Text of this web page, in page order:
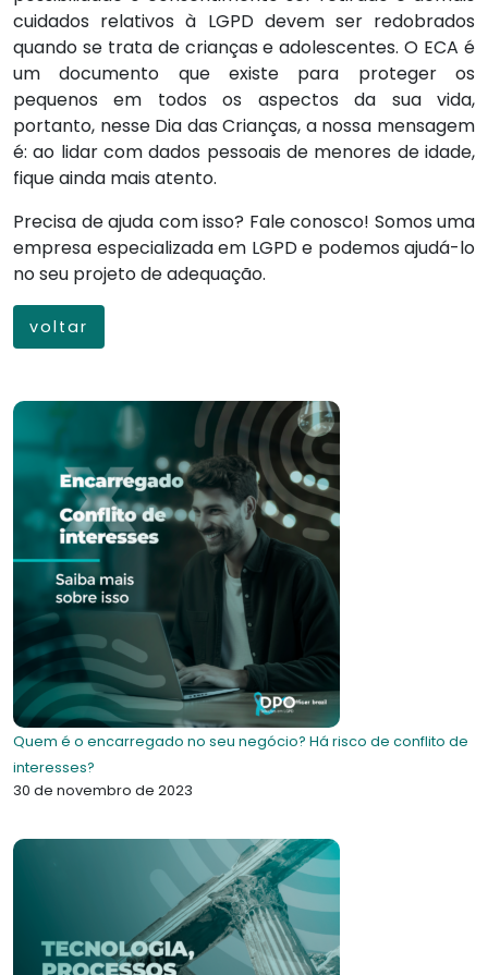
cuidados relativos à LGPD devem ser redobrados
quando se trata de crianças e adolescentes. O ECA é
um documento que existe para proteger os
pequenos em todos os aspectos da sua vida,
portanto, nesse Dia das Crianças, a nossa mensagem
é: ao lidar com dados pessoais de menores de idade,
fique ainda mais atento.
Precisa de ajuda com isso? Fale conosco! Somos uma
empresa especializada em LGPD e podemos ajudá-lo
no seu projeto de adequação.
voltar
Quem é o encarregado no seu negócio? Há risco de conflito de
interesses?
30 de novembro de 2023